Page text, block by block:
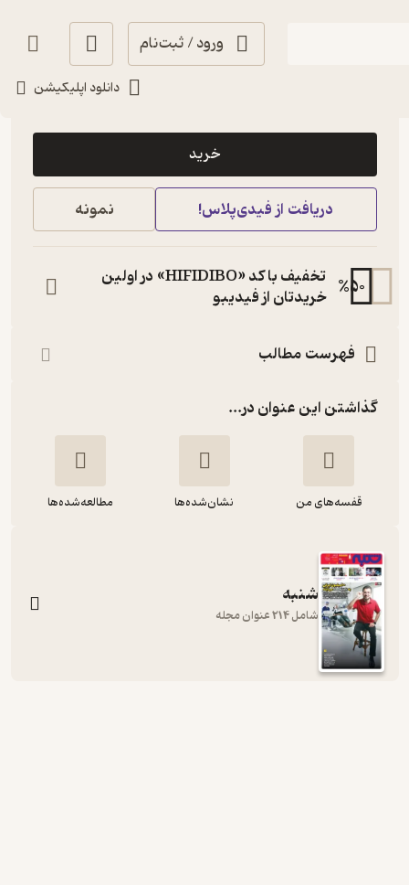
ورود / ثبت‌نام
دانلود اپلیکیشن
6,000
خرید
دریافت از فیدی‌پلاس! نمونه
%50
تخفیف با کد «HIFIDIBO» در اولین
خریدتان از فیدیبو
فهرست مطالب
گذاشتن این عنوان در...
قفسه‌های من نشان‌شده‌ها مطالعه‌شده‌ها
شنبه
شامل 214 عنوان مجله